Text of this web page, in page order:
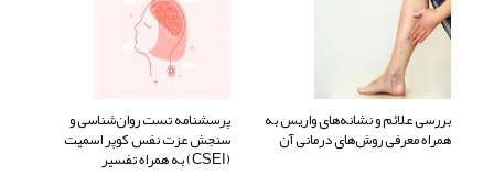
بررسی علائم و نشانه‌های واریس به
همراه معرفی روش‌های درمانی آن
پرسشنامه تست روان‌شناسی و
سنجش عزت نفس کوپر اسمیت
(CSEI) به همراه تفسیر